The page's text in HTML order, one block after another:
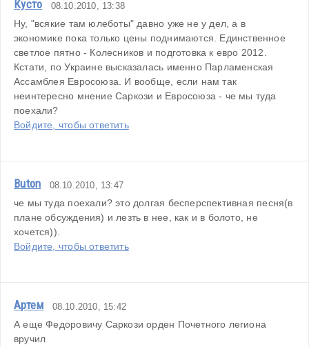
Кусто 08.10.2010, 13:38
Ну, "всякие там юлеботы" давно уже не у дел, а в
экономике пока только цены поднимаются. Единственное
светлое пятно - Колесников и подготовка к евро 2012.
Кстати, по Украине высказалась именно Парламенская
Ассамблея Евросоюза. И вообще, если нам так
неинтересно мнение Саркози и Евросоюза - че мы туда
поехали?
Войдите, чтобы ответить
Buton 08.10.2010, 13:47
че мы туда поехали? это долгая бесперспективная песня(в
плане обсуждения) и лезть в нее, как и в болото, не
хочется)).
Войдите, чтобы ответить
Артем 08.10.2010, 15:42
А еще Федоровичу Саркози орден Почетного легиона
вручил